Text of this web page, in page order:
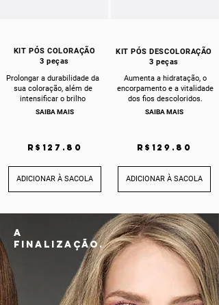
KIT PÓS COLORAÇÃO
3 peças
Prolongar a durabilidade da
sua coloração, além de
intensificar o brilho
SAIBA MAIS
R$127.80
ADICIONAR À SACOLA
KIT PÓS DESCOLORAÇÃO
3 peças
Aumenta a hidratação, o
encorpamento e a vitalidade
dos fios descoloridos.
SAIBA MAIS
R$129.80
ADICIONAR À SACOLA
A
FINALIZAÇÃO.